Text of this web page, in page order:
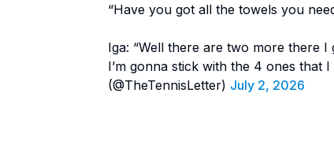
“Have you got all the towels you
Iga: “Well there are two more there
I’m gonna stick with the 4 ones that I
(@TheTennisLetter) July 2, 2026